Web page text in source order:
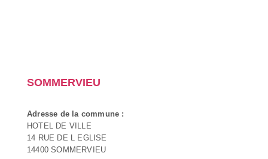
SOMMERVIEU
Adresse de la commune :
HOTEL DE VILLE
14 RUE DE L EGLISE
14400 SOMMERVIEU